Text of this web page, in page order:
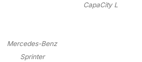
CapaCity L
Mercedes-Benz
Sprinter